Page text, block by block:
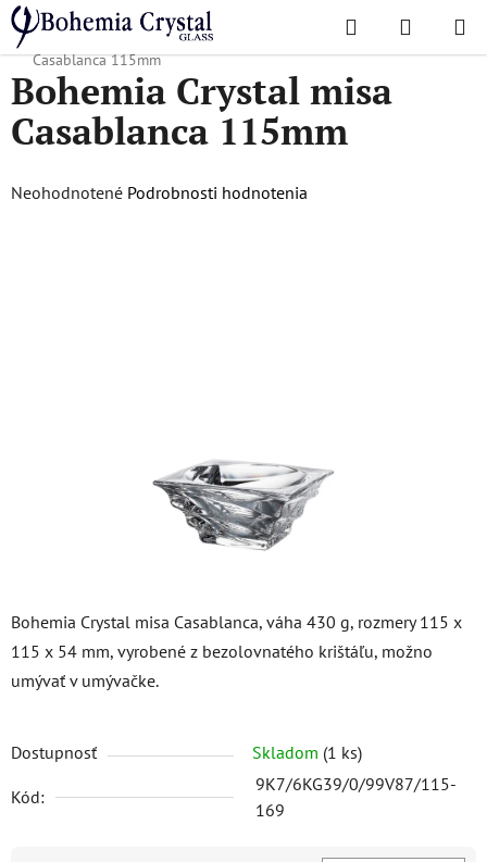
Prejsť
na
obsah
Hľadať
KOŠÍK
Domov
/ Obľúbené kolekcie / Casablanca
Bohemia Crystal misa
Casablanca 115mm
Bohemia Crystal misa Casablanca, váha 430 g, rozmery 115 x
115 x 54 mm, vyrobené z bezolovnatého krištáľu, možno
umývať v umývačke.
Dostupnosť Skladom (1 ks)
Kód:
9K7/6KG39/0/99V87/115-
169
Bohemia Crystal misa
Casablanca 115mm
Priemerné
Neohodnotené Podrobnosti hodnotenia